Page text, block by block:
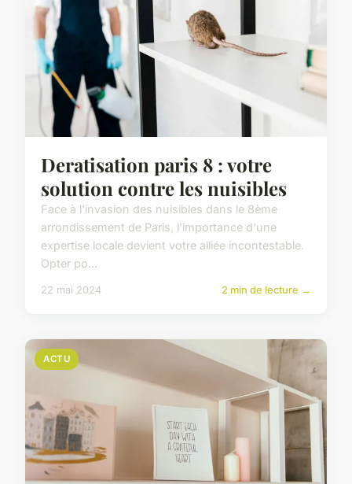
Deratisation paris 8 : votre
solution contre les nuisibles
Face à l'invasion des nuisibles dans le 8ème
arrondissement de Paris, l'importance d'une
expertise locale devient votre alliée incontestable.
Opter po...
22 mai 2024 2 min de lecture →
ACTU